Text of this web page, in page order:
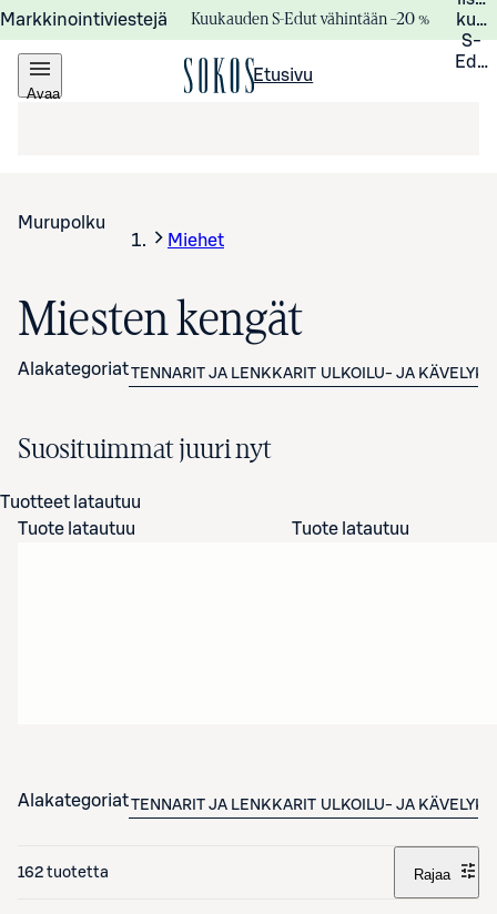
Markkinointiviestejä Kuukauden S-Edut vähintään –20 %
S-
Avaa
Etusivu
Murupolku
Miehet
Miesten kengät
AlakategoriatTENNARIT JA LENKKARIT ULKOILU- JA
Suosituimmat juuri nyt
Tuotteet latautuu
Tuote latautuu
Tuote latautuu
AlakategoriatTENNARIT JA LENKKARIT ULKOILU- JA
162 tuotetta Rajaa